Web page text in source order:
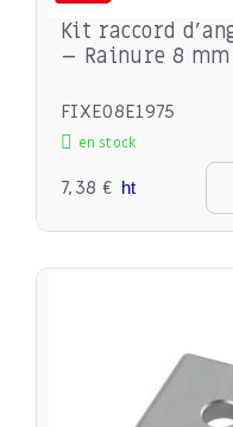
Kit raccord
– Rainure 8
FIXE08E1975
en stock
7,38 € ht